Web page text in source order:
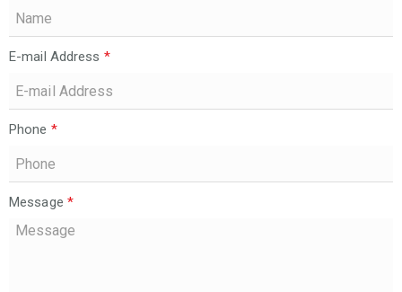
E-mail Address *
Phone *
Message *